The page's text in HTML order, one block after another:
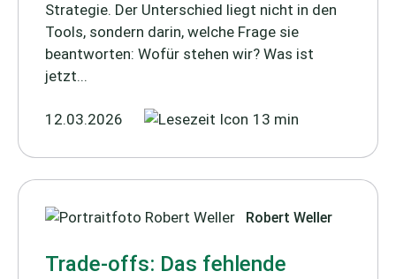
Strategie. Der Unterschied liegt nicht in den
Tools, sondern darin, welche Frage sie
beantworten: Wofür stehen wir? Was ist
jetzt...
12.03.2026 13 min
Robert Weller
Trade-offs: Das fehlende